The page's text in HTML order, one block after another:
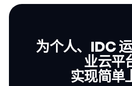
为个人、IDC
业云平
实现简单